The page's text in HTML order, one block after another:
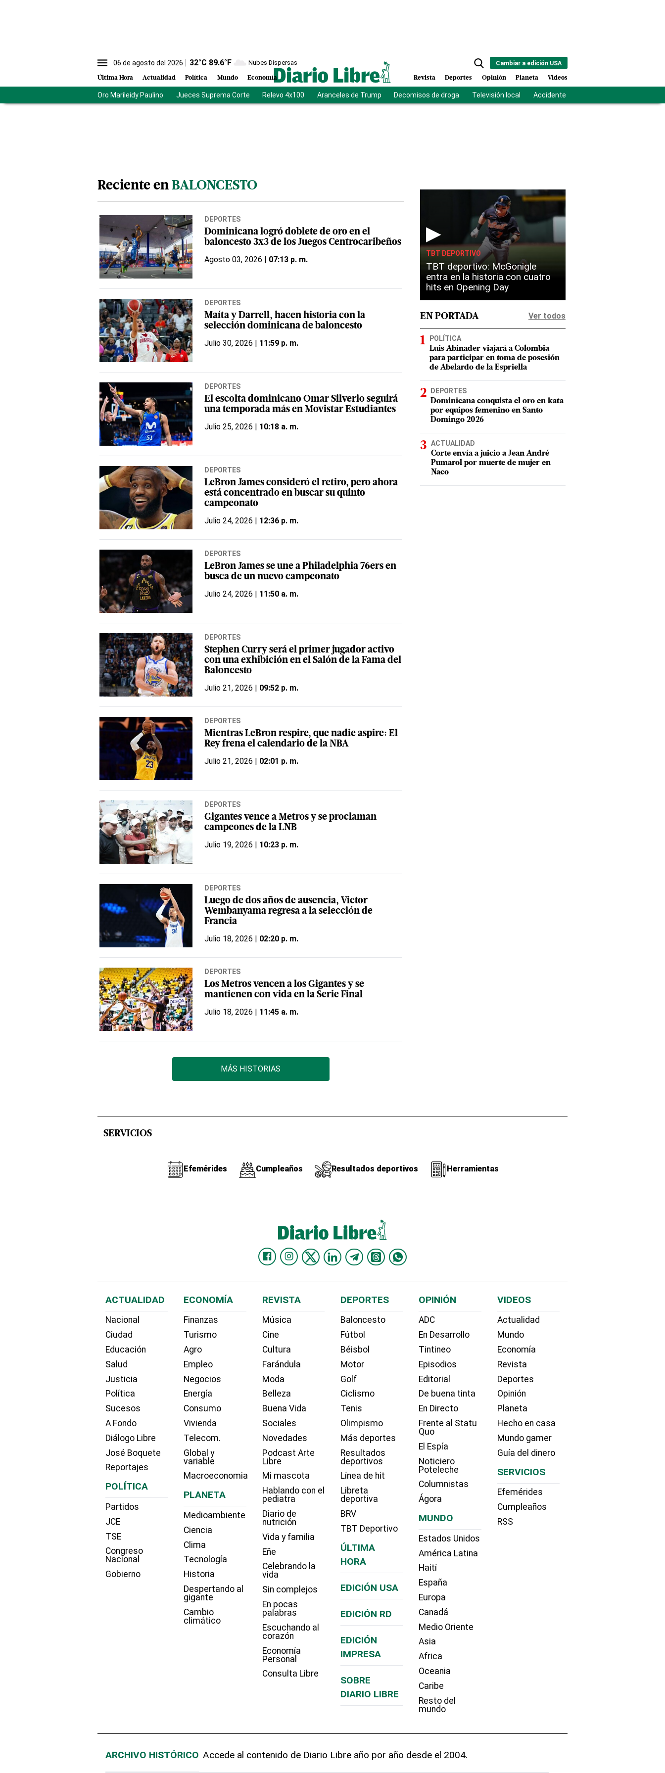
06 de agosto del 2026 32°C 89.6°F Nubes Dispersas
Última Hora Actualidad Política Mundo Economía
Cambiar a edición USA
Revista Deportes Opinión Planeta Videos
Oro Marileidy Paulino Jueces Suprema Corte Relevo 4x100 Aranceles de Trump Decomisos de droga Televisión local Accidente Los Ríos
Reciente en BALONCESTO
DEPORTES
Dominicana logró doblete de oro en el
baloncesto 3x3 de los Juegos Centrocaribeños
Agosto 03, 2026 | 07:13 p. m.
DEPORTES
Maíta y Darrell, hacen historia con la
selección dominicana de baloncesto
Julio 30, 2026 | 11:59 p. m.
DEPORTES
El escolta dominicano Omar Silverio seguirá
una temporada más en Movistar Estudiantes
Julio 25, 2026 | 10:18 a. m.
DEPORTES
LeBron James consideró el retiro, pero ahora
está concentrado en buscar su quinto
campeonato
Julio 24, 2026 | 12:36 p. m.
DEPORTES
LeBron James se une a Philadelphia 76ers en
busca de un nuevo campeonato
Julio 24, 2026 | 11:50 a. m.
DEPORTES
Stephen Curry será el primer jugador activo
con una exhibición en el Salón de la Fama del
Baloncesto
Julio 21, 2026 | 09:52 p. m.
DEPORTES
Mientras LeBron respire, que nadie aspire: El
Rey frena el calendario de la NBA
Julio 21, 2026 | 02:01 p. m.
DEPORTES
Gigantes vence a Metros y se proclaman
campeones de la LNB
Julio 19, 2026 | 10:23 p. m.
DEPORTES
Luego de dos años de ausencia, Victor
Wembanyama regresa a la selección de
Francia
Julio 18, 2026 | 02:20 p. m.
DEPORTES
Los Metros vencen a los Gigantes y se
mantienen con vida en la Serie Final
Julio 18, 2026 | 11:45 a. m.
MÁS HISTORIAS
▶
TBT DEPORTIVO
TBT deportivo: McGonigle
entra en la historia con cuatro
hits en Opening Day
EN PORTADA Ver todos
POLÍTICA
Luis Abinader viajará a Colombia
para participar en toma de posesión
de Abelardo de la Espriella
DEPORTES
Dominicana conquista el oro en kata
por equipos femenino en Santo
Domingo 2026
ACTUALIDAD
Corte envía a juicio a Jean André
Pumarol por muerte de mujer en
Naco
SERVICIOS
Efemérides Cumpleaños Resultados deportivos Herramientas
ACTUALIDAD
Nacional
Ciudad
Educación
Salud
Justicia
Política
Sucesos
A Fondo
Diálogo Libre
José Boquete
Reportajes
POLÍTICA
Partidos
JCE
TSE
Congreso
Nacional
Gobierno
ECONOMÍA
Finanzas
Turismo
Agro
Empleo
Negocios
Energía
Consumo
Vivienda
Telecom.
Global y
variable
Macroeconomia
PLANETA
Medioambiente
Ciencia
Clima
Tecnología
Historia
Despertando al
gigante
Cambio
climático
REVISTA
Música
Cine
Cultura
Farándula
Moda
Belleza
Buena Vida
Sociales
Novedades
Podcast Arte
Libre
Mi mascota
Hablando con el
pediatra
Diario de
nutrición
Vida y familia
Eñe
Celebrando la
vida
Sin complejos
En pocas
palabras
Escuchando al
corazón
Economía
Personal
Consulta Libre
DEPORTES
Baloncesto
Fútbol
Béisbol
Motor
Golf
Ciclismo
Tenis
Olimpismo
Más deportes
Resultados
deportivos
Línea de hit
Libreta
deportiva
BRV
TBT Deportivo
ÚLTIMA
HORA
EDICIÓN USA
EDICIÓN RD
EDICIÓN
IMPRESA
SOBRE
DIARIO LIBRE
OPINIÓN
ADC
En Desarrollo
Tintineo
Episodios
Editorial
De buena tinta
En Directo
Frente al Statu
Quo
El Espía
Noticiero
Poteleche
Columnistas
Ágora
MUNDO
Estados Unidos
América Latina
Haití
España
Europa
Canadá
Medio Oriente
Asia
Africa
Oceania
Caribe
Resto del
mundo
VIDEOS
Actualidad
Mundo
Economía
Revista
Deportes
Opinión
Planeta
Hecho en casa
Mundo gamer
Guía del dinero
SERVICIOS
Efemérides
Cumpleaños
RSS
ARCHIVO HISTÓRICO Accede al contenido de Diario Libre año por año desde el 2004.